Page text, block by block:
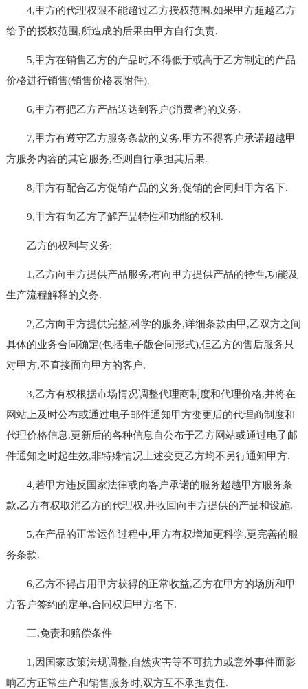
4,甲方的代理权限不能超过乙方授权范围.如果甲方超越乙方
给予的授权范围,所造成的后果由甲方自行负责.
5,甲方在销售乙方的产品时,不得低于或高于乙方制定的产品
价格进行销售(销售价格表附件).
6,甲方有把乙方产品送达到客户(消费者)的义务.
7,甲方有遵守乙方服务条款的义务.甲方不得客户承诺超越甲
方服务内容的其它服务,否则自行承担其后果.
8,甲方有配合乙方促销产品的义务,促销的合同归甲方名下.
9,甲方有向乙方了解产品特性和功能的权利.
乙方的权利与义务:
1,乙方向甲方提供产品服务,有向甲方提供产品的特性,功能及
生产流程解释的义务.
2,乙方向甲方提供完整,科学的服务,详细条款由甲,乙双方之间
具体的业务合同确定(包括电子版合同形式),但乙方的售后服务只
对甲方,不直接面向甲方的客户.
3,乙方有权根据市场情况调整代理商制度和代理价格,并将在
网站上及时公布或通过电子邮件通知甲方变更后的代理商制度和
代理价格信息.更新后的各种信息自公布于乙方网站或通过电子邮
件通知之时起生效,非特殊情况上述变更乙方均不另行通知甲方.
4,若甲方违反国家法律或向客户承诺的服务超越甲方服务条
款,乙方有权取消乙方的代理权,并收回向甲方提供的产品和设施.
5,在产品的正常运作过程中,甲方有权增加更科学,更完善的服
务条款.
6,乙方不得占用甲方获得的正常收益,乙方在甲方的场所和甲
方客户签约的定单,合同权归甲方名下.
三,免责和赔偿条件
1,因国家政策法规调整,自然灾害等不可抗力或意外事件而影
响乙方正常生产和销售服务时,双方互不承担责任.